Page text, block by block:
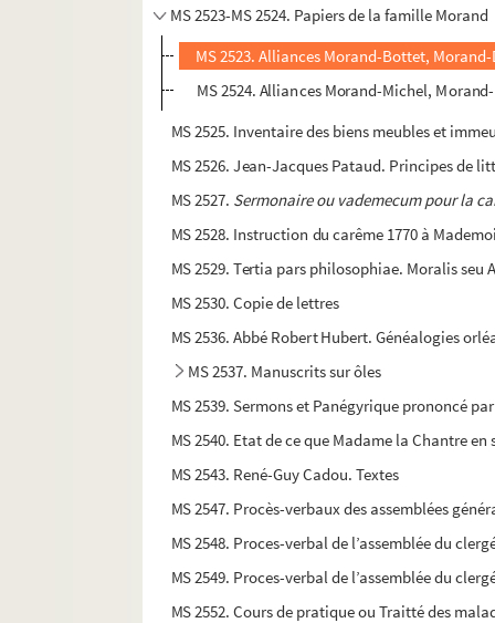
MS 2523-MS 2524. Papiers de la famille Morand
MS 2523. Alliances Morand-Bottet,
MS 2524. Alliances Morand-Michel,
MS 2525. Inventaire des biens meubles et
MS 2526. Jean-Jacques Pataud. Principes de
MS 2527. Sermonaire ou vademecum pour la
MS 2528. Instruction du carême 1770 à
MS 2529. Tertia pars philosophiae. Moralis
MS 2530. Copie de lettres
MS 2536. Abbé Robert Hubert. Généalogies
MS 2537. Manuscrits sur ôles
MS 2539. Sermons et Panégyrique prononcé
MS 2540. Etat de ce que Madame la Chantre
MS 2543. René-Guy Cadou. Textes
MS 2547. Procès-verbaux des assemblées
MS 2548. Proces-verbal de l’assemblée du
MS 2549. Proces-verbal de l’assemblée du
MS 2552. Cours de pratique ou Traitté des